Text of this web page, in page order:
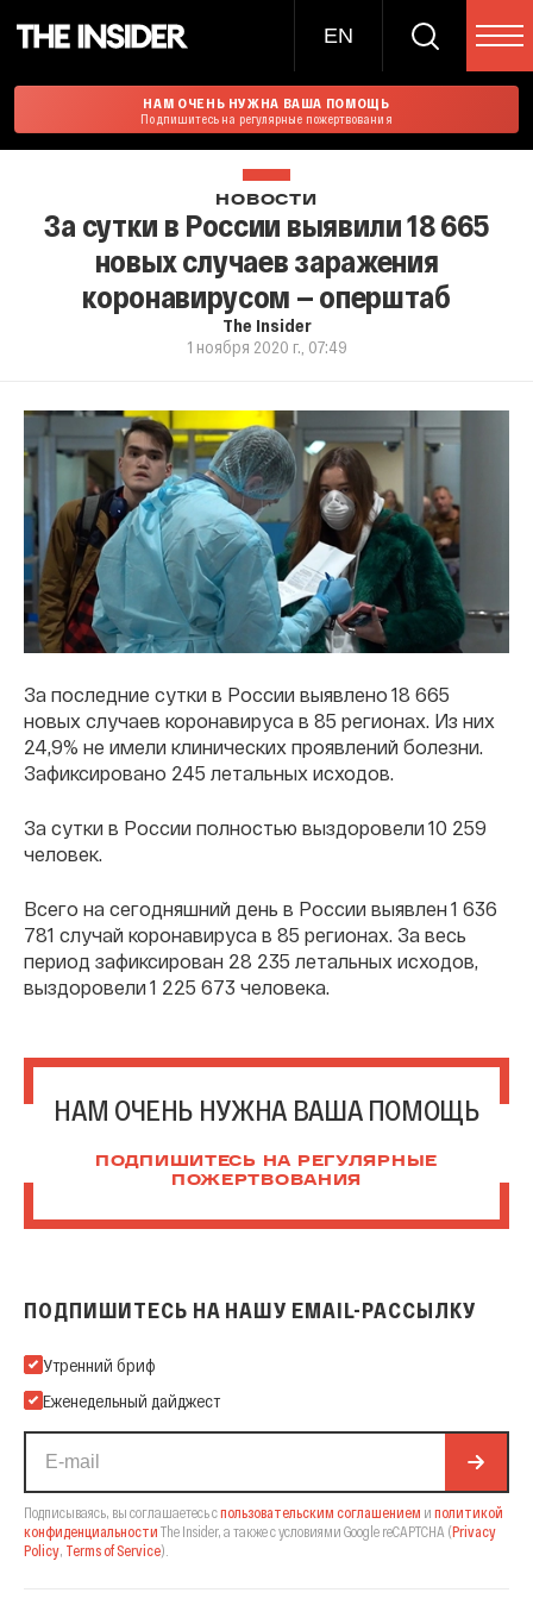
EN
НАМ ОЧЕНЬ НУЖНА ВАША ПОМОЩЬ
Подпишитесь на регулярные пожертвования
НОВОСТИ
За сутки в России выявили 18 665
новых случаев заражения
коронавирусом — оперштаб
The Insider
1 ноября 2020 г., 07:49
За последние сутки в России выявлено 18 665
новых случаев коронавируса в 85 регионах. Из них
24,9% не имели клинических проявлений болезни.
Зафиксировано 245 летальных исходов.
За сутки в России полностью выздоровели 10 259
человек.
Всего на сегодняшний день в России выявлен 1 636
781 случай коронавируса в 85 регионах. За весь
период зафиксирован 28 235 летальных исходов,
выздоровели 1 225 673 человека.
НАМ ОЧЕНЬ НУЖНА ВАША ПОМОЩЬ
ПОДПИШИТЕСЬ НА РЕГУЛЯРНЫЕ
ПОЖЕРТВОВАНИЯ
ПОДПИШИТЕСЬ НА НАШУ EMAIL-РАССЫЛКУ
Подпишитесь на нашу Email-рассылку
Утренний бриф
Еженедельный дайджест
Подписываясь, вы соглашаетесь спользовательским соглашением и политикой
конфиденциальности The Insider, а также с условиями Google reCAPTCHA (Privacy
Policy, Terms of Service).